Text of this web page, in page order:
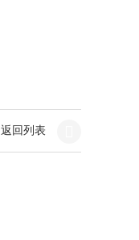
返回列表